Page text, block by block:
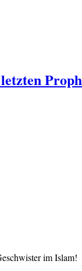
im Islam!